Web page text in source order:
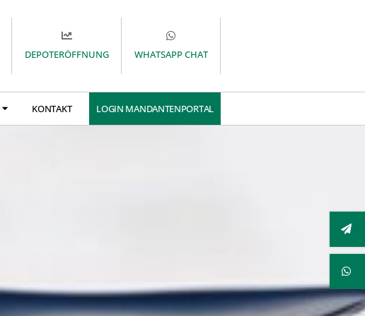
DEPOTERÖFFNUNG WHATSAPP CHAT
KONTAKT LOGIN MANDANTENPORTAL